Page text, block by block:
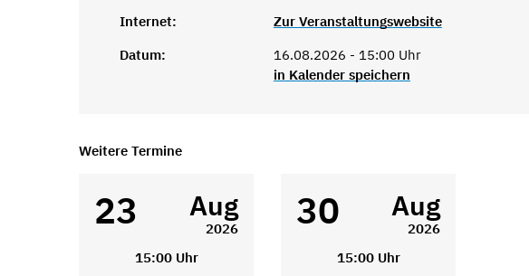
Internet:
Zur Veranstaltungswebsite
Datum:
16.08.2026 - 15:00 Uhr
in Kalender speichern
Weitere Termine
23 Aug
2026
15:00 Uhr
30 Aug
2026
15:00 Uhr